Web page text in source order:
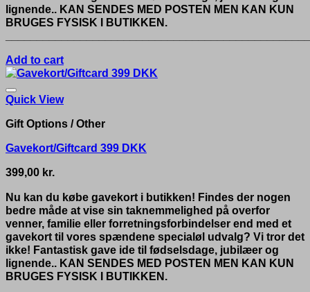
lignende.. KAN SENDES MED POSTEN MEN KAN KUN
BRUGES FYSISK I BUTIKKEN.
Add to cart
Quick View
Gift Options / Other
Gavekort/Giftcard 399 DKK
399,00 kr.
Nu kan du købe gavekort i butikken! Findes der nogen
bedre måde at vise sin taknemmelighed på overfor
venner, familie eller forretningsforbindelser end med et
gavekort til vores spændene specialøl udvalg? Vi tror det
ikke! Fantastisk gave ide til fødselsdage, jubilæer og
lignende.. KAN SENDES MED POSTEN MEN KAN KUN
BRUGES FYSISK I BUTIKKEN.